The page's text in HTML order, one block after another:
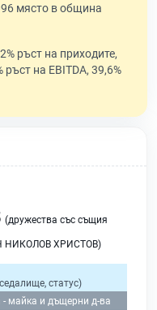
място в община
ръст на приходите,
на EBITDA, 39,6%
(дружества със същия
НИКОЛОВ ХРИСТОВ)
статус)
- майка и дъщерни д-ва